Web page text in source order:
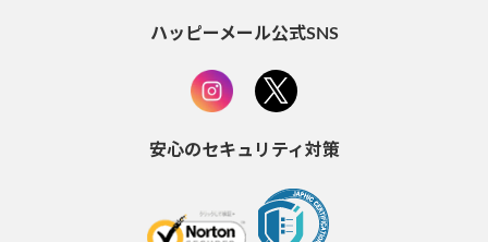
ハッピーメール公式SNS
安心のセキュリティ対策